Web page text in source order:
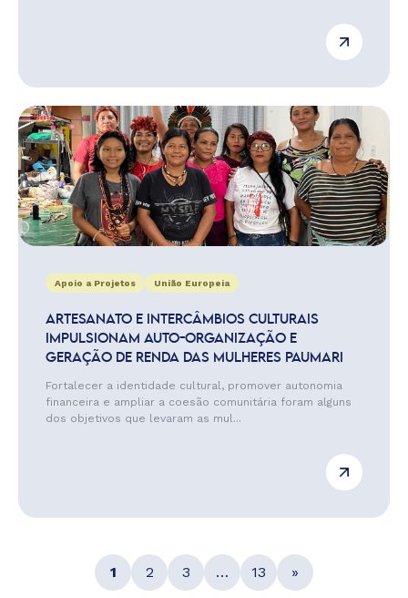
Apoio a Projetos União Europeia
ARTESANATO E INTERCÂMBIOS CULTURAIS
IMPULSIONAM AUTO-ORGANIZAÇÃO E
GERAÇÃO DE RENDA DAS MULHERES PAUMARI
Fortalecer a identidade cultural, promover autonomia
financeira e ampliar a coesão comunitária foram alguns
dos objetivos que levaram as mul...
1 2 3 … 13 »